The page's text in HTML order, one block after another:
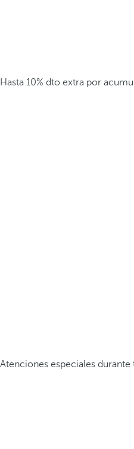
Hasta 10% dto extra por
Atenciones especiales durante